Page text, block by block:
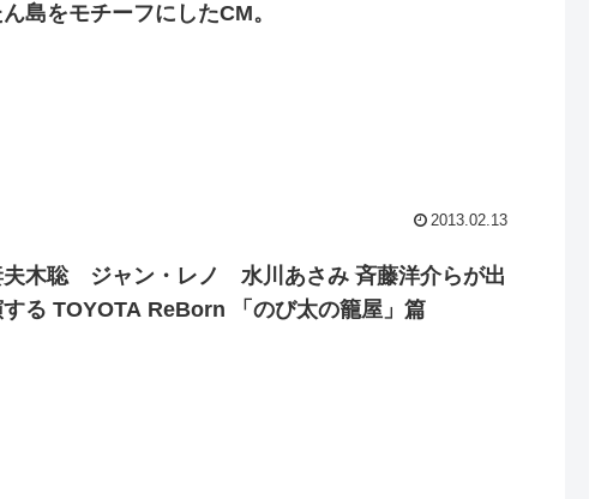
島をモチーフにしたCM。
2013.02.13
夫木聡 ジャン・レノ 水川あさみ 斉藤洋介らが出
する TOYOTA ReBorn 「のび太の籠屋」篇